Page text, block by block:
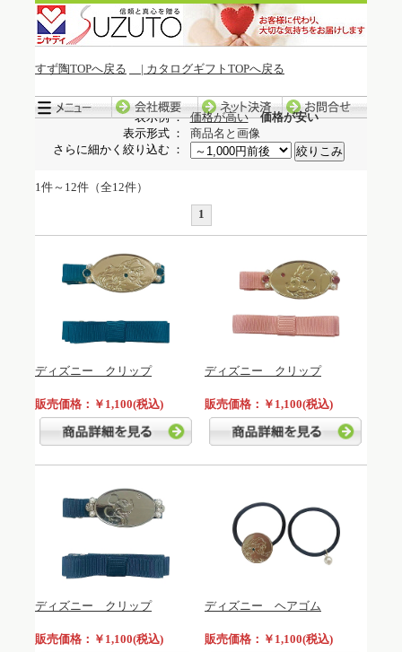
冬季休暇中の発送について
すず陶TOPへ戻る | カタログギフトTOPへ戻る
表示例 ： 価格が高い
価格が安い
表示形式 ：
商品名と画像
さらに細かく絞り込む ：
1件～12件（全12件）
1
ディズニー クリップ
販売価格：￥1,100(税込)
ディズニー クリップ
販売価格：￥1,100(税込)
ディズニー クリップ
販売価格：￥1,100(税込)
ディズニー ヘアゴム
販売価格：￥1,100(税込)